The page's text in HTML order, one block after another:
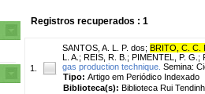
Registros recuperados : 1
1.
SANTOS, A. L. P. dos; BRITO, C. C.
L. A. ; REIS, R. B. ; PIMENTEL, P. G. ;
gas production technique. Semina:
Tipo: Artigo em Periódico Indexado
Biblioteca(s): Biblioteca Rui